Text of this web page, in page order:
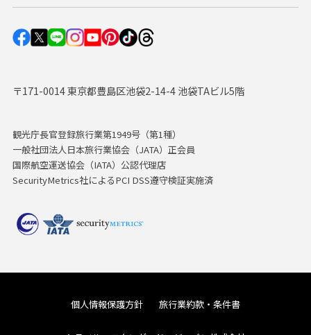
〒171-0014 東京都豊島区池袋2-14-4 池袋TAビル5階
観光庁長官登録旅行業第1949号（第1種）
一般社団法人日本旅行業協会（JATA）正会員
国際航空運送協会（IATA）公認代理店
SecurityMetrics社によるPCI DSS遵守検証実施済
個人情報保護方針 旅行業約款・条件書